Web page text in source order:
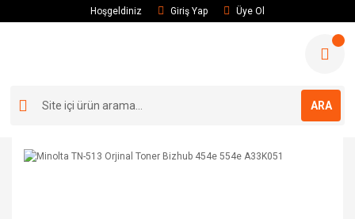
Hoşgeldiniz Giriş Yap Üye Ol
ARA